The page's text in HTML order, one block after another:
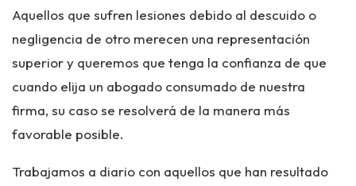
Aquellos que sufren lesiones debido al descuido o
negligencia de otro merecen una representación
superior y queremos que tenga la confianza de que
cuando elija un abogado consumado de nuestra
firma, su caso se resolverá de la manera más
favorable posible.
Trabajamos a diario con aquellos que han resultado